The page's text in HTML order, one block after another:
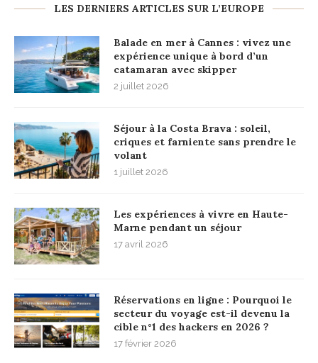
LES DERNIERS ARTICLES SUR L’EUROPE
Balade en mer à Cannes : vivez une
expérience unique à bord d’un
catamaran avec skipper
2 juillet 2026
Séjour à la Costa Brava : soleil,
criques et farniente sans prendre le
volant
1 juillet 2026
Les expériences à vivre en Haute-
Marne pendant un séjour
17 avril 2026
Réservations en ligne : Pourquoi le
secteur du voyage est-il devenu la
cible n°1 des hackers en 2026 ?
17 février 2026